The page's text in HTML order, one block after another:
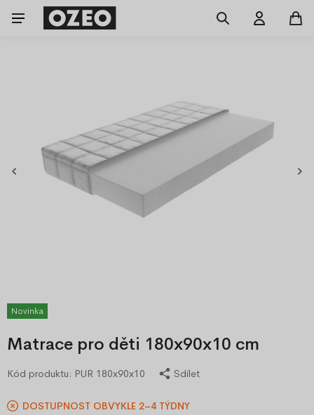
Novinka
Matrace pro děti 180x90x10 cm
Kód produktu: PUR 180x90x10 Sdílet
DOSTUPNOST OBVYKLE 2–4 TÝDNY